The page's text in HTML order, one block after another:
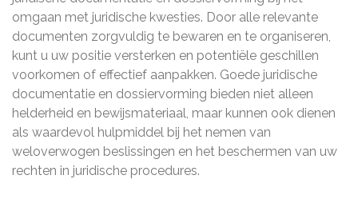
omgaan met juridische kwesties. Door alle relevante
documenten zorgvuldig te bewaren en te organiseren,
kunt u uw positie versterken en potentiële geschillen
voorkomen of effectief aanpakken. Goede juridische
documentatie en dossiervorming bieden niet alleen
helderheid en bewijsmateriaal, maar kunnen ook dienen
als waardevol hulpmiddel bij het nemen van
weloverwogen beslissingen en het beschermen van uw
rechten in juridische procedures.